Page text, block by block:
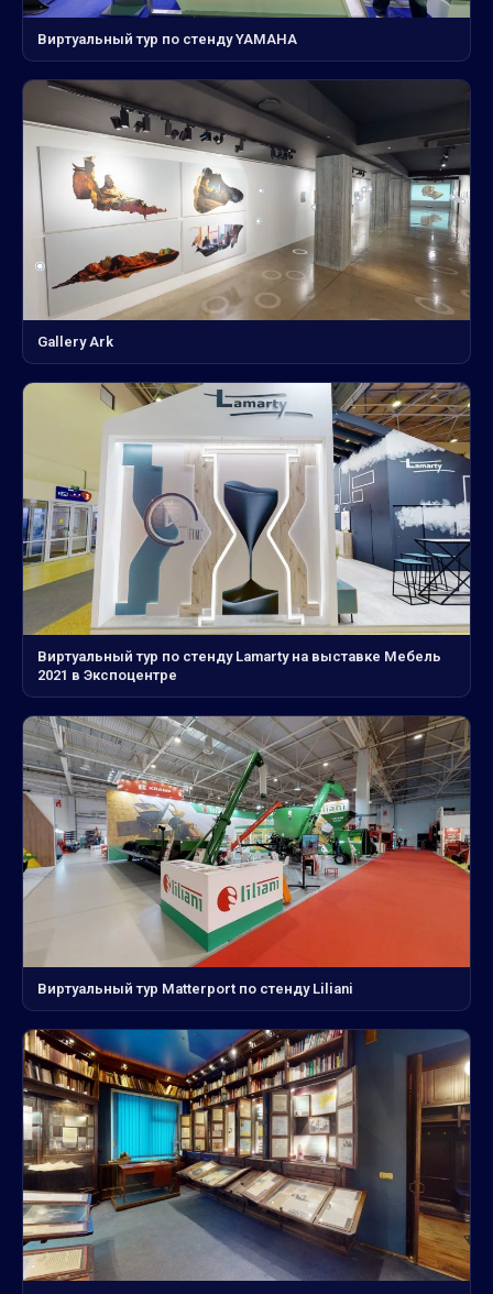
Виртуальный тур по стенду YAMAHA
Gallery Ark
Виртуальный тур по стенду Lamarty на выставке Мебель
2021 в Экспоцентре
Виртуальный тур Matterport по стенду Liliani